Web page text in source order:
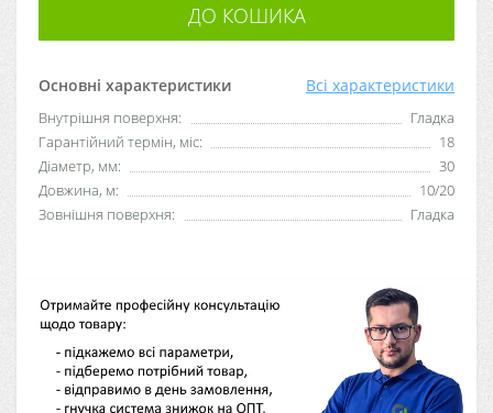
Основні характеристики Всі характеристики
Внутрішня поверхня:
Гладка
Гарантійний термін, міс:
18
Діаметр, мм:
30
Довжина, м:
10/20
Зовнішня поверхня:
Гладка
ДО КОШИКА